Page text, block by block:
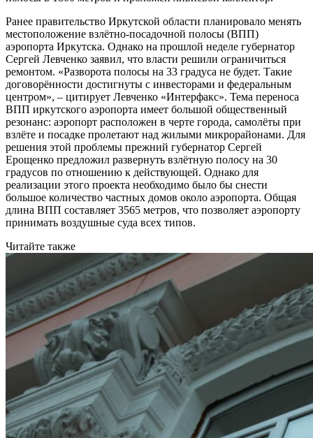
Ранее правительство Иркутской области планировало менять
местоположение взлётно-посадочной полосы (ВПП)
аэропорта Иркутска. Однако на прошлой неделе губернатор
Сергей Левченко заявил, что власти решили ограничиться
ремонтом. «Разворота полосы на 33 градуса не будет. Такие
договорённости достигнуты с инвесторами и федеральным
центром», – цитирует Левченко «Интерфакс». Тема переноса
ВПП иркутского аэропорта имеет большой общественный
резонанс: аэропорт расположен в черте города, самолёты при
взлёте и посадке пролетают над жилыми микрорайонами. Для
решения этой проблемы прежний губернатор Сергей
Ерощенко предложил развернуть взлётную полосу на 30
градусов по отношению к действующей. Однако для
реализации этого проекта необходимо было бы снести
большое количество частных домов около аэропорта. Общая
длина ВПП составляет 3565 метров, что позволяет аэропорту
принимать воздушные суда всех типов.
Читайте также